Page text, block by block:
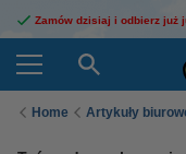
Zamów dzisiaj i odbierz już
Home Artykuły